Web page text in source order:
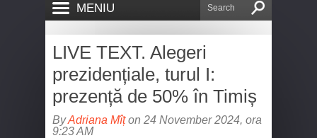
MENIU
LIVE TEXT. Alegeri
prezidențiale, turul I:
prezență de 50% în Timiș
ByAdriana Mîțon 24 November 2024, ora
9:23 AM